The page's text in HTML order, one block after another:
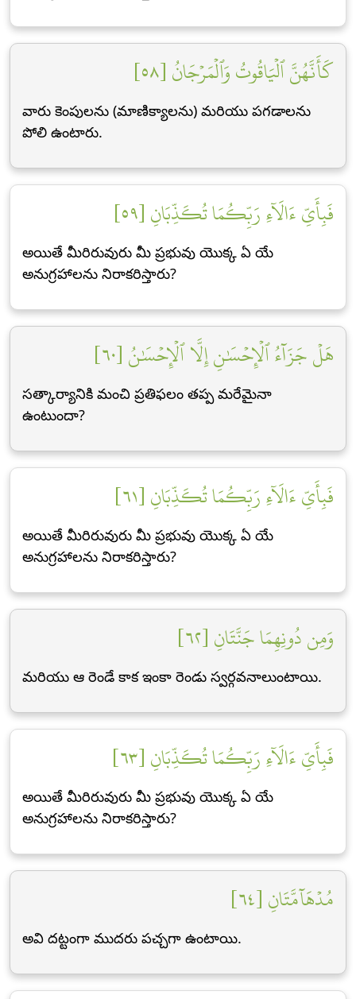
كَأَنَّهُنَّ ٱلۡيَاقُوتُ وَٱلۡمَرۡجَانُ [٥٨]
వారు కెంపులను (మాణిక్యాలను) మరియు పగడాలను
పోలి ఉంటారు.
فَبِأَيِّ ءَالَآءِ رَبِّكُمَا تُكَذِّبَانِ [٥٩]
అయితే మీరిరువురు మీ ప్రభువు యొక్క ఏ యే
అనుగ్రహాలను నిరాకరిస్తారు?
هَلۡ جَزَآءُ ٱلۡإِحۡسَٰنِ إِلَّا ٱلۡإِحۡسَٰنُ [٦٠]
సత్కార్యానికి మంచి ప్రతిఫలం తప్ప మరేమైనా
ఉంటుందా?
فَبِأَيِّ ءَالَآءِ رَبِّكُمَا تُكَذِّبَانِ [٦١]
అయితే మీరిరువురు మీ ప్రభువు యొక్క ఏ యే
అనుగ్రహాలను నిరాకరిస్తారు?
وَمِن دُونِهِمَا جَنَّتَانِ [٦٢]
మరియు ఆ రెండే కాక ఇంకా రెండు స్వర్గవనాలుంటాయి.
فَبِأَيِّ ءَالَآءِ رَبِّكُمَا تُكَذِّبَانِ [٦٣]
అయితే మీరిరువురు మీ ప్రభువు యొక్క ఏ యే
అనుగ్రహాలను నిరాకరిస్తారు?
مُدۡهَآمَّتَانِ [٦٤]
అవి దట్టంగా ముదరు పచ్చగా ఉంటాయి.